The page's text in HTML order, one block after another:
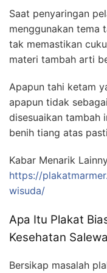
Saat penyaringan
menggunakan tema
tak memastikan
materi tambah arti
Apapun tahi ketam
apapun tidak
disesuaikan tambah
benih tiang atas
Kabar Menarik
https://
wisuda/
Apa Itu Plakat
Kesehatan
Bersikap masalah